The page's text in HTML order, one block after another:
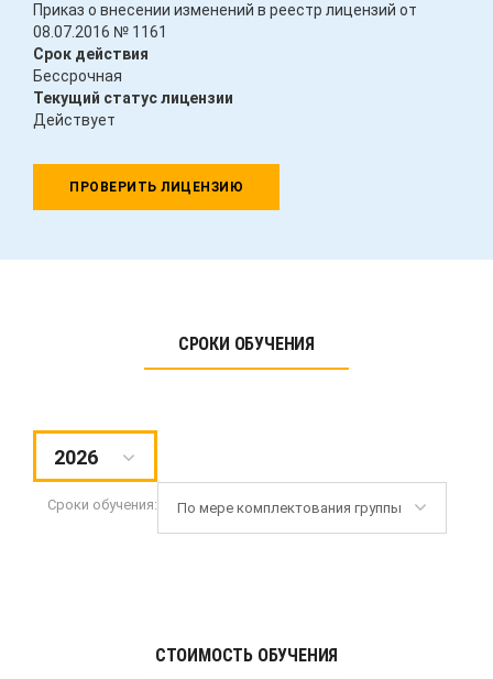
Приказ о внесении изменений в реестр лицензий от
08.07.2016 № 1161
Срок действия
Бессрочная
Текущий статус лицензии
Действует
ПРОВЕРИТЬ ЛИЦЕНЗИЮ
СРОКИ ОБУЧЕНИЯ
2026
Сроки обучения: По мере комплектования группы
СТОИМОСТЬ ОБУЧЕНИЯ